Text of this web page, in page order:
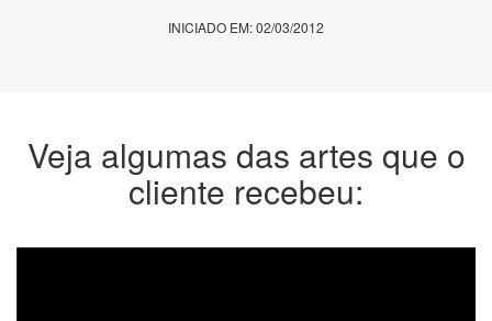
INICIADO EM: 02/03/2012
Veja algumas das artes que o
cliente recebeu: